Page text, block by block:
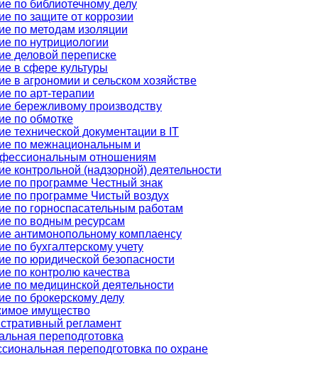
по библиотечному делу
по защите от коррозии
по методам изоляции
по нутрициологии
деловой переписке
в сфере культуры
в агрономии и сельском хозяйстве
по арт-терапии
бережливому производству
по обмотке
технической документации в IT
по межнациональным и
отношениям
контрольной (надзорной) деятельности
по программе Честный знак
по программе Чистый воздух
по горноспасательным работам
по водным ресурсам
антимонопольному комплаенсу
по бухгалтерскому учету
по юридической безопасности
по контролю качества
по медицинской деятельности
по брокерскому делу
имущество
регламент
переподготовка
переподготовка по охране